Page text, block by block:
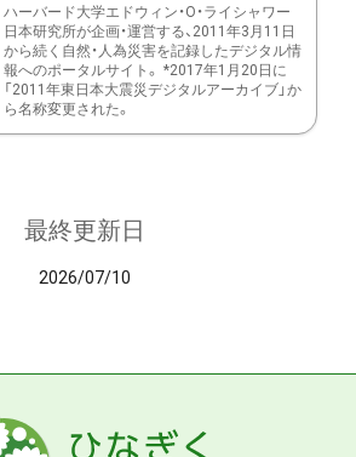
ハーバード大学エドウィン・O・ライシャワー
日本研究所が企画・運営する、2011年3月11日
から続く自然・人為災害を記録したデジタル情
報へのポータルサイト。 *2017年1月20日に
「2011年東日本大震災デジタルアーカイブ」か
ら名称変更された。
最終更新日
2026/07/10